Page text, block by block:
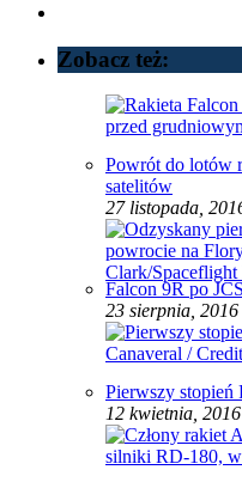
Zobacz też:
Powrót do lotów
satelitów
27 listopada,
Falcon 9R po
23 sierpnia, 2016
Pierwszy stopień
12 kwietnia, 2016